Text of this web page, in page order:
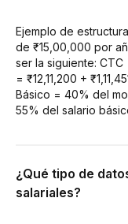
Ejemplo de
de ₹15,00,000 por
ser la siguiente:
= ₹12,11,200 +
Básico = 40% del
55% del salario
¿Qué tipo de
salariales?